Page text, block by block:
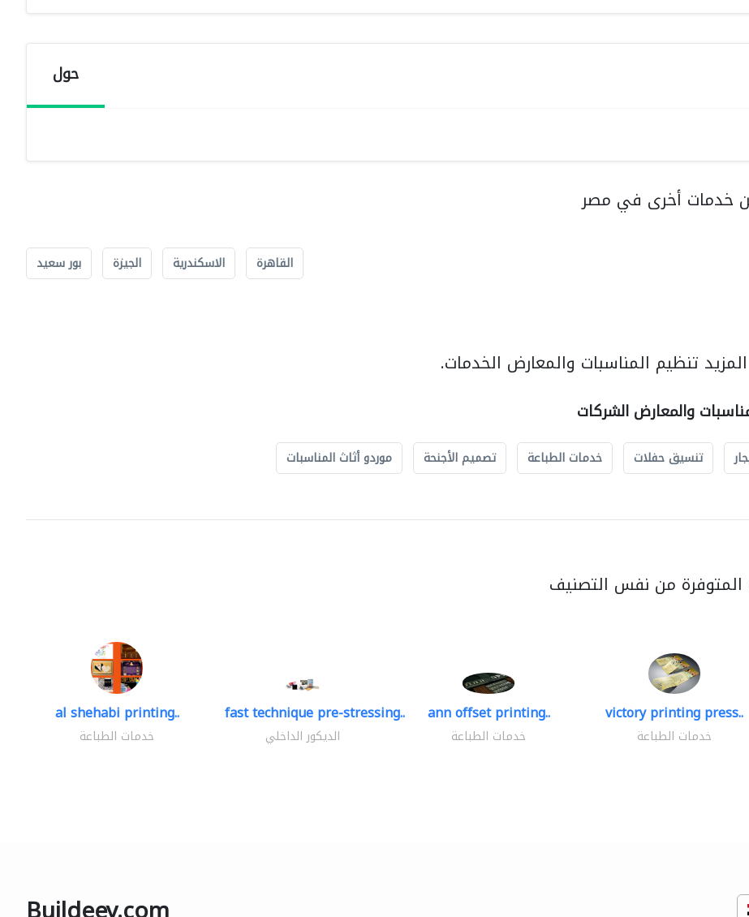
حول
خدمات أخرى في مصر
القاهرة الاسكندرية الجيزة بور سعيد
تنظيم المناسبات والمعارض الخدمات.
والمعارض الشركات
تنسيق حفلات خدمات الطباعة تصميم الأجنحة موردو أثاث المناسبات
المتوفرة من نفس التصنيف
al shehabi printing..
خدمات الطباعة
fast technique pre-stressing..
الديكور الداخلي
ann offset printing..
خدمات الطباعة
victory printing press..
خدمات الطباعة